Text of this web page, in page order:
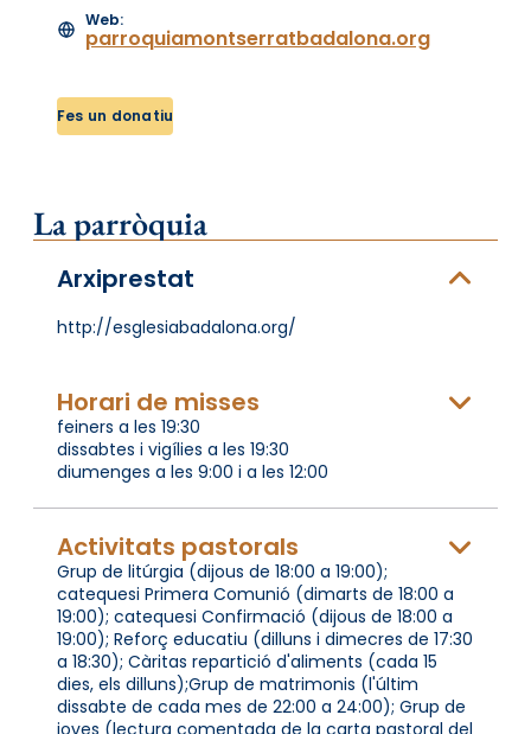
Web:
parroquiamontserratbadalona.org
Fes un donatiu
La parròquia
Arxiprestat
http://esglesiabadalona.org/
Horari de misses
feiners a les 19:30
dissabtes i vigílies a les 19:30
diumenges a les 9:00 i a les 12:00
Activitats pastorals
Grup de litúrgia (dijous de 18:00 a 19:00);
catequesi Primera Comunió (dimarts de 18:00 a
19:00); catequesi Confirmació (dijous de 18:00 a
19:00); Reforç educatiu (dilluns i dimecres de 17:30
a 18:30); Càritas repartició d'aliments (cada 15
dies, els dilluns);Grup de matrimonis (l'últim
dissabte de cada mes de 22:00 a 24:00); Grup de
joves (lectura comentada de la carta pastoral del